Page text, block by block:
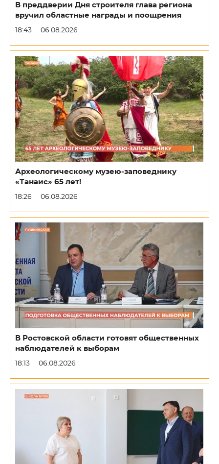
В преддверии Дня строителя глава региона
вручил областные награды и поощрения
18:43 06.08.2026
Археологическому музею-заповеднику
«Танаис» 65 лет!
18:26 06.08.2026
В Ростовской области готовят общественных
наблюдателей к выборам
18:13 06.08.2026